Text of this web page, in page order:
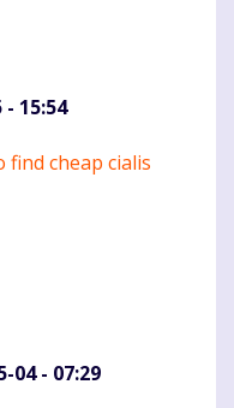
15:54
find cheap cialis
04 - 07:29